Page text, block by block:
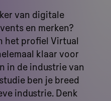
van digitale
en merken?
het profiel Virtual
klaar voor
in de industrie van
ben je breed
industrie. Denk